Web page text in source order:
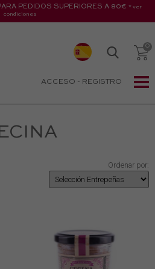
PEDIDOS SUPERIORES A 80€ * ver
condiciones
ACCESO - REGISTRO
Ordenar por: